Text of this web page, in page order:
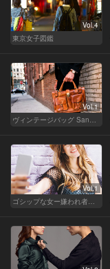
Vol.4
東京女子図鑑
Vol.1
ヴィンテージバッグ Sandast
Vol.1
ゴシップな女ー嫌われ者のカレンが死んだー